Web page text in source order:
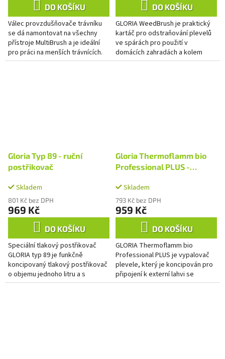
DO KOŠÍKU
Válec provzdušňovače trávníku
se dá namontovat na všechny
přístroje MultiBrush a je ideální
pro práci na menších trávnících.
Provzdušňovač pročesává
DO KOŠÍKU
GLORIA WeedBrush je praktický
kartáč pro odstraňování plevelů
ve spárách pro použití v
domácích zahradách a kolem
domu. Příruční přístroj je díky
Gloria Typ 89 - ruční
postřikovač
Skladem
801 Kč bez DPH
969 Kč
DO KOŠÍKU
Speciální tlakový postřikovač
GLORIA typ 89 je funkčně
koncipovaný tlakový postřikovač
o objemu jednoho litru a s
maximálním provozním tlakem 3
Gloria Thermoflamm bio
Professional PLUS -
Skladem
793 Kč bez DPH
959 Kč
DO KOŠÍKU
GLORIA Thermoflamm bio
Professional PLUS je vypalovač
plevele, který je koncipován pro
připojení k externí lahvi se
stlačeným plynem. 5m hadice